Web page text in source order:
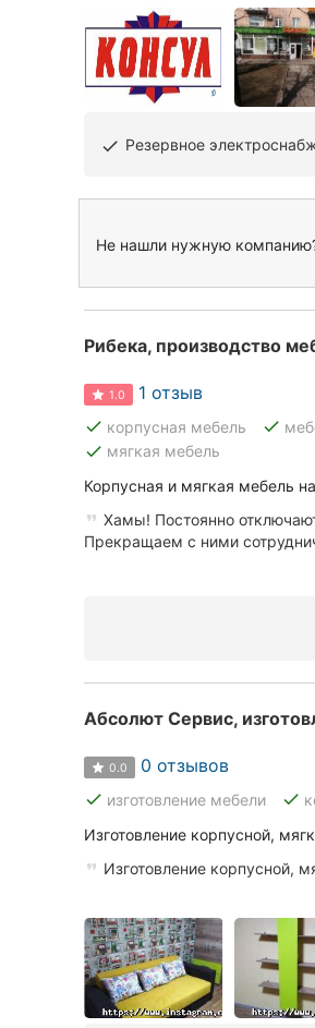
done Резервное
Не нашли нужную
Рибека, производство
1.0 1 отзыв
done корпусная мебель done
done мягкая мебель
Корпусная и мягкая мебель
Хамы! Постоянно
Прекращаем с ними
Абсолют Сервис,
0.0 0 отзывов
done изготовление мебели done
Изготовление корпусной,
Изготовление корпусной,